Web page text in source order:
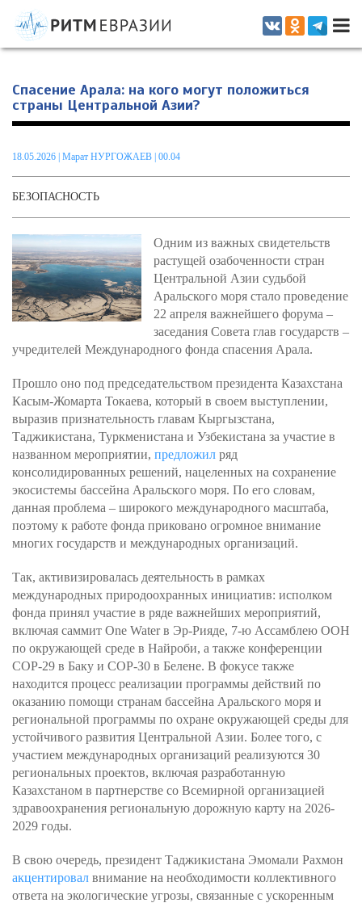
Информационно-аналитическое издание, посвященное актуальным
проблемам интеграции на постсоветском пространстве
Спасение Арала: на кого могут положиться
страны Центральной Азии?
18.05.2026 Марат НУРГОЖАЕВ | 00.04
БЕЗОПАСНОСТЬ
Одним из важных свидетельств
растущей озабоченности стран
Центральной Азии судьбой
Аральского моря стало проведение
22 апреля важнейшего форума –
заседания Совета глав государств –
учредителей Международного фонда спасения Арала.
Прошло оно под председательством президента Казахстана
Касым-Жомарта Токаева, который в своем выступлении,
выразив признательность главам Кыргызстана,
Таджикистана, Туркменистана и Узбекистана за участие в
названном мероприятии, предложил ряд
консолидированных решений, нацеленных на сохранение
экосистемы бассейна Аральского моря. По его словам,
данная проблема – широкого международного масштаба,
поэтому к работе фонда приковано огромное внимание
многих государств и международных организаций.
Так, активизировалась деятельность в рамках
международных природоохранных инициатив: исполком
фонда принял участие в ряде важнейших мероприятий,
включая саммит One Water в Эр-Рияде, 7-ю Ассамблею OOН
по окружающей среде в Найроби, а также конференции
СОР-29 в Баку и СОР-З0 в Белене. В фокусе также
находится процесс реализации программы действий по
оказанию помощи странам бассейна Аральского моря и
региональной программы по охране окружающей среды для
устойчивого развития Центральной Азии. Более того, с
участием международных организаций реализуются 30
региональных проектов, включая разработанную
Казахстаном в партнерстве со Всемирной организацией
здравоохранения региональную дорожную карту на 2026-
2029 годы.
В свою очередь, президент Таджикистана Эмомали Рахмон
акцентировал внимание на необходимости коллективного
ответа на экологические угрозы, связанные с ускоренным